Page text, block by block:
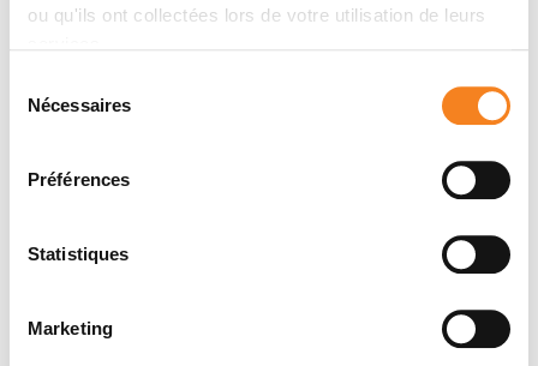
ou qu'ils ont collectées lors de votre utilisation de leurs
Nécessaires
Préférences
Statistiques
Marketing